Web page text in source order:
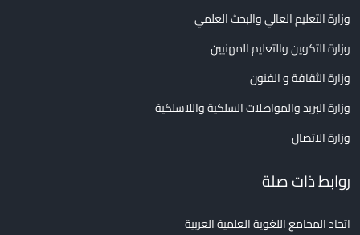
وزارة التعليم العالي والبحث العلمي
وزارة التكوين والتعليم المهنيين
وزارة الثقافة و الفنون
وزارة البريد والمواصلات السلكية واللاسلكية
وزارة الاتصال
روابط ذات صلة
اتحاد المجامع اللغوية العلمية العربية